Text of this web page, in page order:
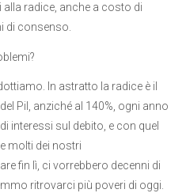
radice, anche a costo di
di consenso.
In astratto la radice è il
Pil, anziché al 140%, ogni anno
interessi sul debito, e con quel
molti dei nostri
fin lì, ci vorrebbero decenni di
ritrovarci più poveri di oggi.